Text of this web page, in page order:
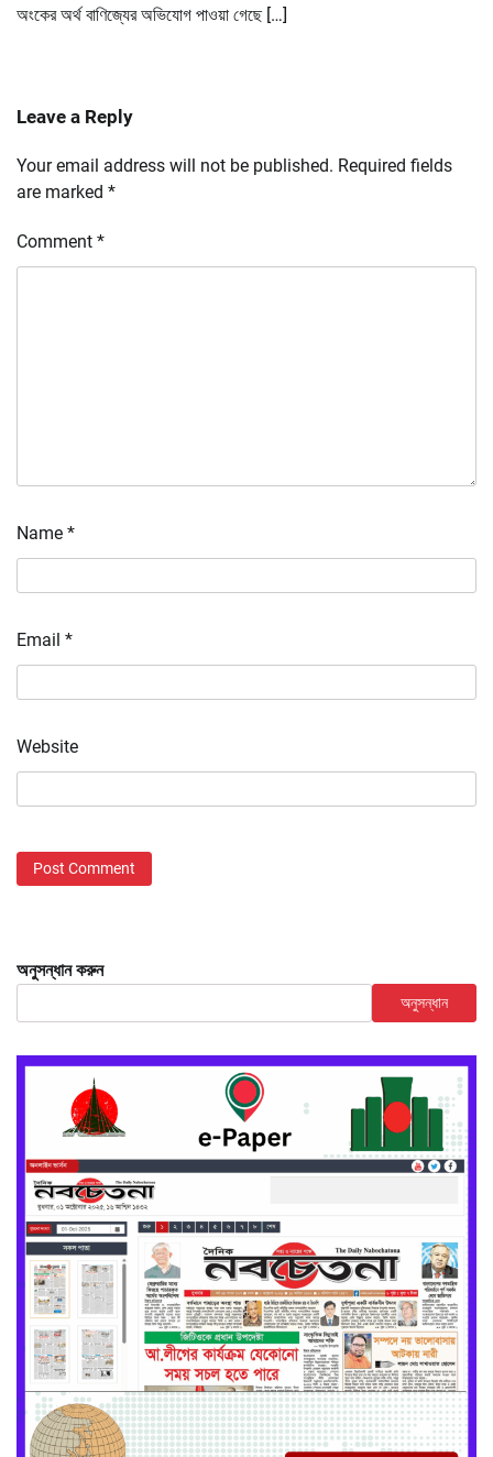
অংকের অর্থ বাণিজ্যের অভিযোগ পাওয়া গেছে […]
Leave a Reply
Your email address will not be published. Required fields
are marked *
Comment *
Name *
Email *
Website
অনুসন্ধান করুন
অনুসন্ধান